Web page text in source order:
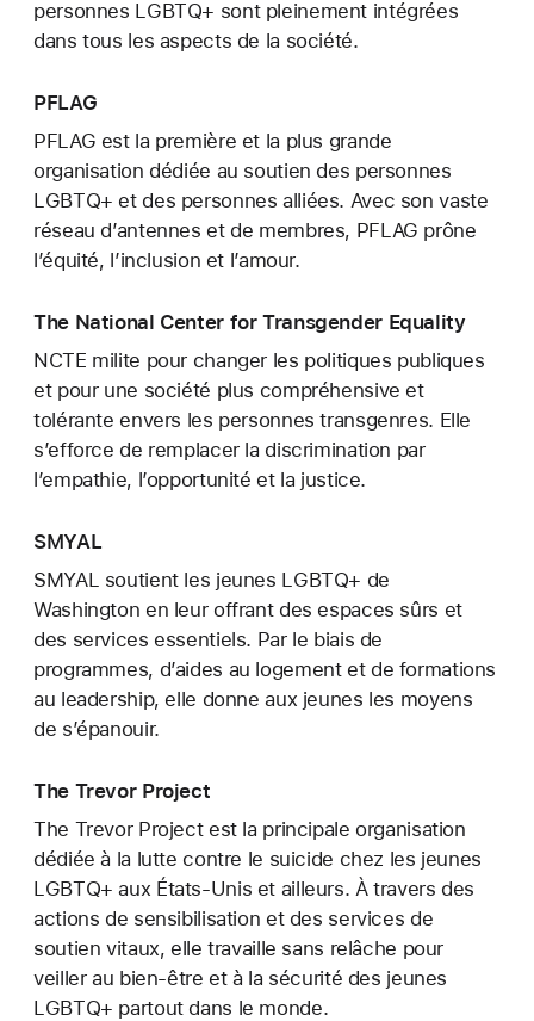
personnes LGBTQ+ sont pleinement intégrées
dans tous les aspects de la société.
PFLAG
PFLAG est la première et la plus grande
organisation dédiée au soutien des personnes
LGBTQ+ et des personnes alliées. Avec son vaste
réseau d’antennes et de membres, PFLAG prône
l’équité, l’inclusion et l’amour.
The National Center for Transgender Equality
NCTE milite pour changer les politiques publiques
et pour une société plus compréhensive et
tolérante envers les personnes transgenres. Elle
s’efforce de remplacer la discrimination par
l’empathie, l’opportunité et la justice.
SMYAL
SMYAL soutient les jeunes LGBTQ+ de
Washington en leur offrant des espaces sûrs et
des services essentiels. Par le biais de
programmes, d’aides au logement et de formations
au leadership, elle donne aux jeunes les moyens
de s’épanouir.
The Trevor Project
The Trevor Project est la principale organisation
dédiée à la lutte contre le suicide chez les jeunes
LGBTQ+ aux États-Unis et ailleurs. À travers des
actions de sensibilisation et des services de
soutien vitaux, elle travaille sans relâche pour
veiller au bien-être et à la sécurité des jeunes
LGBTQ+ partout dans le monde.